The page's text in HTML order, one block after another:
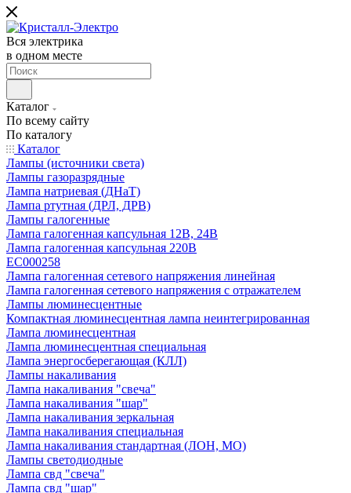
Вся электрика
в одном месте
Каталог
По всему сайту
По каталогу
Каталог
Лампы (источники света)
Лампы газоразрядные
Лампа натриевая (ДНаТ)
Лампа ртутная (ДРЛ, ДРВ)
Лампы галогенные
Лампа галогенная капсульная 12В, 24В
Лампа галогенная капсульная 220В
EC000258
Лампа галогенная сетевого напряжения линейная
Лампа галогенная сетевого напряжения с отражателем
Лампы люминесцентные
Компактная люминесцентная лампа неинтегрированная
Лампа люминесцентная
Лампа люминесцентная специальная
Лампа энергосберегающая (КЛЛ)
Лампы накаливания
Лампа накаливания "свеча"
Лампа накаливания "шар"
Лампа накаливания зеркальная
Лампа накаливания специальная
Лампа накаливания стандартная (ЛОН, МО)
Лампы светодиодные
Лампа свд "свеча"
Лампа свд "шар"